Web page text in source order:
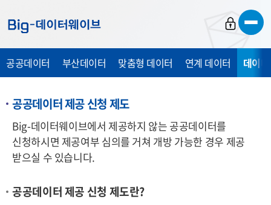
가
가
가
공공데이터 부산데이터 맞춤형 데이터 연계 데이터 데이
공공데이터 제공 신청 제도
Big-데이터웨이브에서 제공하지 않는 공공데이터를
신청하시면 제공여부 심의를 거쳐 개방 가능한 경우 제공
받으실 수 있습니다.
공공데이터 제공 신청 제도란?